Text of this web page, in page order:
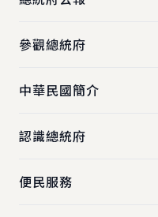
參觀總統府
中華民國簡介
認識總統府
便民服務